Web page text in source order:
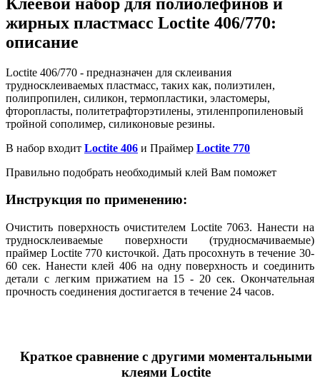
жирных пластмасс Loctite 406/770:
описание
Loctite 406/770 - предназначен для склеивания
трудносклеиваемых пластмасс, таких как, полиэтилен,
полипропилен, силикон, термопластики, эластомеры,
фторопласты, политетрафторэтилены, этиленпропиленовый
тройной сополимер, силиконовые резины.
В набор входит Loctite 406 и Праймер Loctite 770
Правильно подобрать необходимый клей Вам поможет
Инструкция по применению:
Очистить поверхность очистителем Loctite 7063. Нанести на
трудносклеиваемые поверхности (трудносмачиваемые)
праймер Loctite 770 кисточкой. Дать просохнуть в течение 30-
60 сек. Нанести клей 406 на одну поверхность и соединить
детали с легким прижатием на 15 - 20 сек. Окончательная
прочность соединения достигается в течение 24 часов.
Краткое сравнение с другими моментальными
клеями Loctite